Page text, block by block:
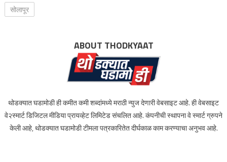
सोलापूर
ABOUT THODKYAAT
थोडक्यात घडामोडी ही कमीत कमी शब्दांमध्ये मराठी न्युज देणारी वेबसाइट आहे. ही वेबसाइट
वे२स्मार्ट डिजिटल मीडिया प्रायव्हेट लिमिटेड संचलित आहे. कंपनीची स्थापना वे स्मार्ट ग्रुपने
केली आहे, थोडक्यात घडामोडी टीमला पत्रकारितेत दीर्घकाळ काम करण्याचा अनुभव आहे.